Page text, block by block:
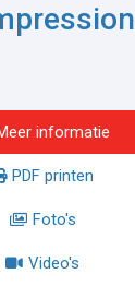
informatie
PDF printen
Foto's
Video's